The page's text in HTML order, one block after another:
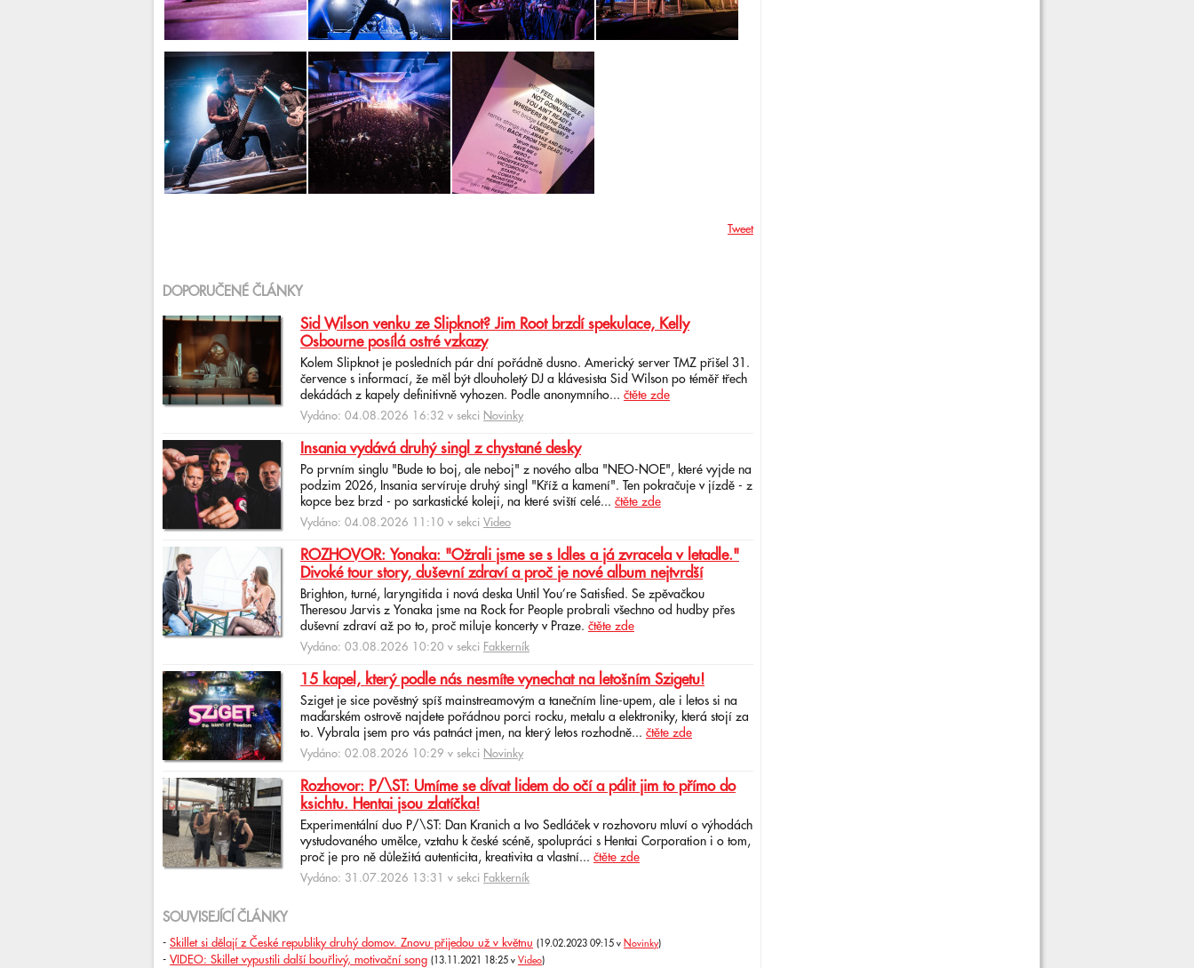
Tweet
DOPORUČENÉ ČLÁNKY
Sid Wilson venku ze Slipknot? Jim Root brzdí spekulace, Kelly
Osbourne posílá ostré vzkazy
Kolem Slipknot je posledních pár dní pořádně dusno. Americký server TMZ přišel 31.
července s informací, že měl být dlouholetý DJ a klávesista Sid Wilson po téměř třech
dekádách z kapely definitivně vyhozen. Podle anonymního... čtěte zde
Vydáno: 04.08.2026 16:32 v sekci Novinky
Insania vydává druhý singl z chystané desky
Po prvním singlu "Bude to boj, ale neboj" z nového alba "NEO-NOE", které vyjde na
podzim 2026, Insania servíruje druhý singl "Kříž a kamení". Ten pokračuje v jízdě - z
kopce bez brzd - po sarkastické koleji, na které sviští celé... čtěte zde
Vydáno: 04.08.2026 11:10 v sekci Video
ROZHOVOR: Yonaka: "Ožrali jsme se s Idles a já zvracela v letadle."
Divoké tour story, duševní zdraví a proč je nové album nejtvrdší
Brighton, turné, laryngitida i nová deska Until You’re Satisfied. Se zpěvačkou
Theresou Jarvis z Yonaka jsme na Rock for People probrali všechno od hudby přes
duševní zdraví až po to, proč miluje koncerty v Praze. čtěte zde
Vydáno: 03.08.2026 10:20 v sekci Fakkerník
15 kapel, který podle nás nesmíte vynechat na letošním Szigetu!
Sziget je sice pověstný spíš mainstreamovým a tanečním line-upem, ale i letos si na
maďarském ostrově najdete pořádnou porci rocku, metalu a elektroniky, která stojí za
to. Vybrala jsem pro vás patnáct jmen, na který letos rozhodně... čtěte zde
Vydáno: 02.08.2026 10:29 v sekci Novinky
Rozhovor: P/\ST: Umíme se dívat lidem do očí a pálit jim to přímo do
ksichtu. Hentai jsou zlatíčka!
Experimentální duo P/\ST: Dan Kranich a Ivo Sedláček v rozhovoru mluví o výhodách
vystudovaného umělce, vztahu k české scéně, spolupráci s Hentai Corporation i o tom,
proč je pro ně důležitá autenticita, kreativita a vlastní... čtěte zde
Vydáno: 31.07.2026 13:31 v sekci Fakkerník
SOUVISEJÍCÍ ČLÁNKY
- Skillet si dělají z České republiky druhý domov. Znovu přijedou už v květnu (19.02.2023 09:15 v Novinky)
- VIDEO: Skillet vypustili další bouřlivý, motivační song (13.11.2021 18:25 v Video)